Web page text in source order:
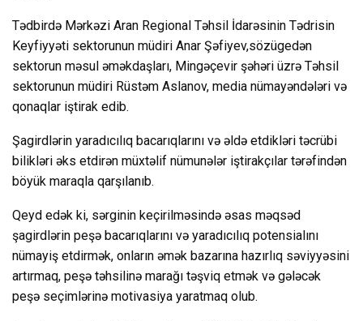
Tədbirdə Mərkəzi Aran Regional Təhsil İdarəsinin Tədrisin
Keyfiyyəti sektorunun müdiri Anar Şəfiyev,sözügedən
sektorun məsul əməkdaşları, Mingəçevir şəhəri üzrə Təhsil
sektorunun müdiri Rüstəm Aslanov, media nümayəndələri və
qonaqlar iştirak edib.
Şagirdlərin yaradıcılıq bacarıqlarını və əldə etdikləri təcrübi
bilikləri əks etdirən müxtəlif nümunələr iştirakçılar tərəfindən
böyük maraqla qarşılanıb.
Qeyd edək ki, sərginin keçirilməsində əsas məqsəd
şagirdlərin peşə bacarıqlarını və yaradıcılıq potensialını
nümayiş etdirmək, onların əmək bazarına hazırlıq səviyyəsini
artırmaq, peşə təhsilinə marağı təşviq etmək və gələcək
peşə seçimlərinə motivasiya yaratmaq olub.